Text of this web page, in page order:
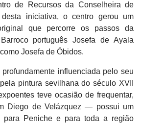
de Recursos da Conselheira de
iniciativa, o centro gerou um
que percorre os passos da
português Josefa de Ayala
Josefa de Óbidos.
influenciada pelo seu
pintura sevilhana do século XVII
teve ocasião de frequentar,
Diego de Velázquez — possui um
para Peniche e para toda a região